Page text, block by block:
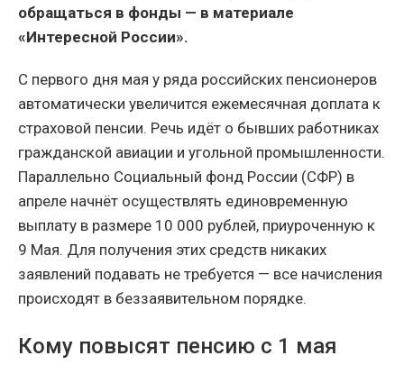
обращаться в фонды — в материале
«Интересной России».
С первого дня мая у ряда российских пенсионеров
автоматически увеличится ежемесячная доплата к
страховой пенсии. Речь идёт о бывших работниках
гражданской авиации и угольной промышленности.
Параллельно Социальный фонд России (СФР) в
апреле начнёт осуществлять единовременную
выплату в размере 10 000 рублей, приуроченную к
9 Мая. Для получения этих средств никаких
заявлений подавать не требуется — все начисления
происходят в беззаявительном порядке.
Кому повысят пенсию с 1 мая